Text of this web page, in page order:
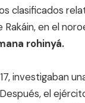
clasificados
en el
rohinyá.
investigaban
el